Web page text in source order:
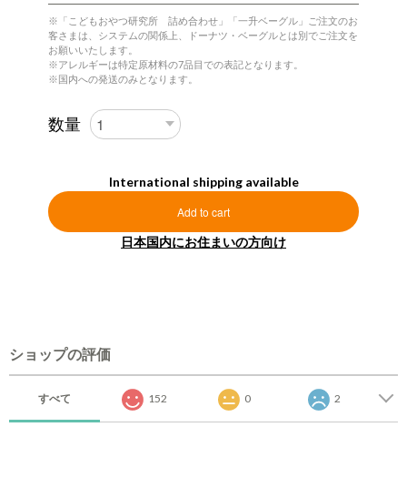
※「こどもおやつ研究所 詰め合わせ」「一升ベーグル」ご注文のお
客さまは、システムの関係上、ドーナツ・ベーグルとは別でご注文を
お願いいたします。
※アレルギーは特定原材料の7品目での表記となります。
※国内への発送のみとなります。
数量
International shipping available
Add to cart
日本国内にお住まいの方向け
ショップの評価
すべて 152 0 2